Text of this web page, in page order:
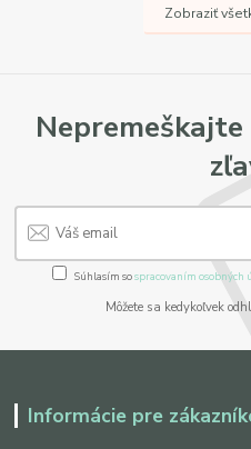
Zobraziť
Nepremeškajte
Súhlasím sospracovaním osobných
Môžete sa kedykoľvek
Informácie pre